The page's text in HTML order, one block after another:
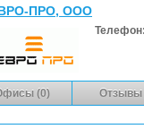
ПРО, ООО
(0) Отзывы